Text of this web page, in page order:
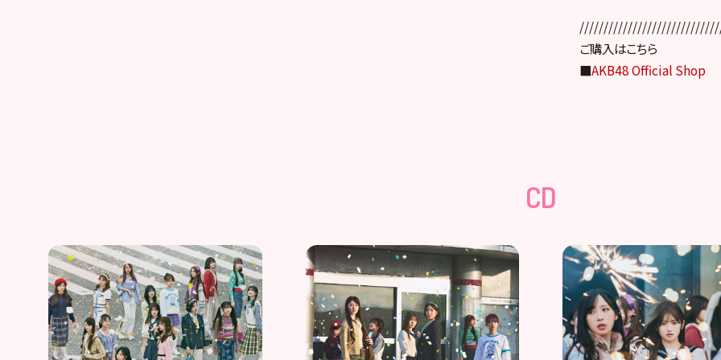
ご購入はこちら
■AKB48 Official Shop
CD